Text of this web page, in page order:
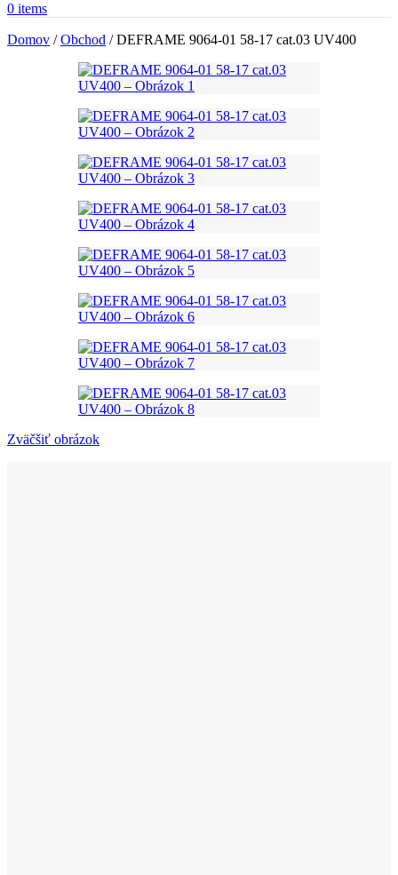
0 items
Domov /Obchod /DEFRAME 9064-01 58-17 cat.03 UV400
Zväčšiť obrázok